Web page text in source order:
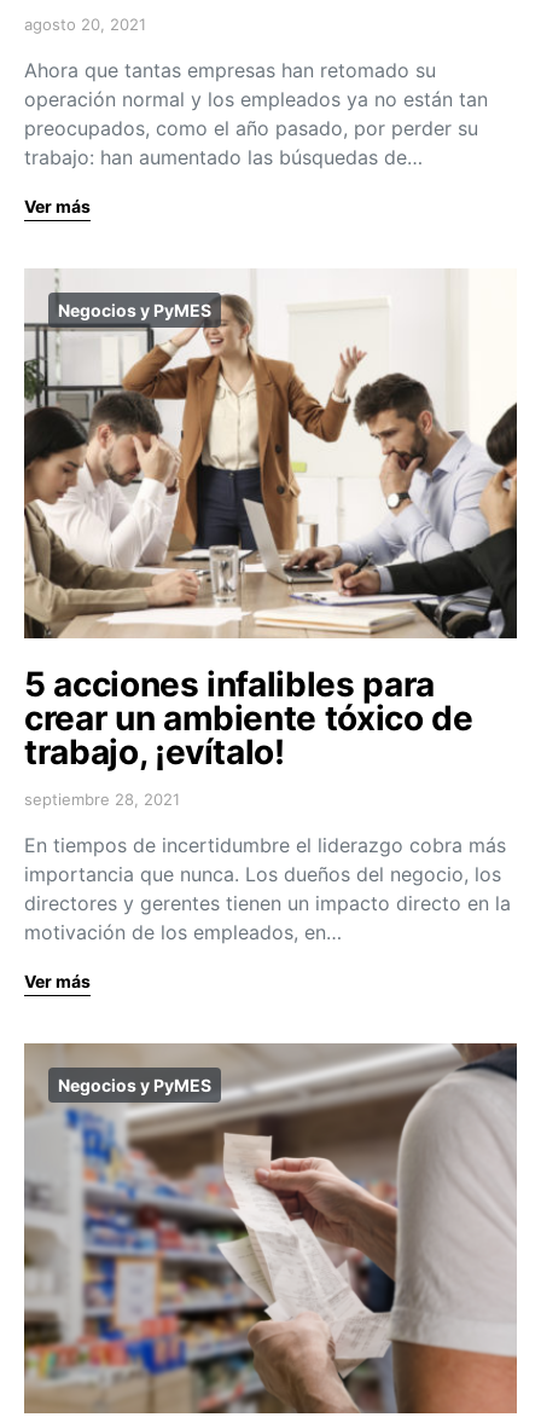
agosto 20, 2021
Ahora que tantas empresas han retomado su
operación normal y los empleados ya no están tan
preocupados, como el año pasado, por perder su
trabajo: han aumentado las búsquedas de…
Ver más
Negocios y PyMES
5 acciones infalibles para
crear un ambiente tóxico de
trabajo, ¡evítalo!
septiembre 28, 2021
En tiempos de incertidumbre el liderazgo cobra más
importancia que nunca. Los dueños del negocio, los
directores y gerentes tienen un impacto directo en la
motivación de los empleados, en…
Ver más
Negocios y PyMES